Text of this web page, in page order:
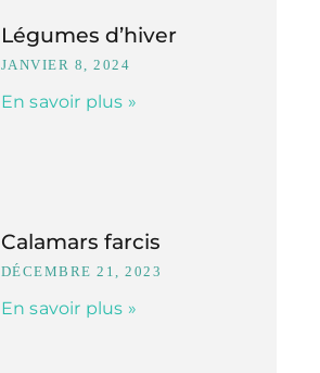
Légumes d’hiver
JANVIER 8, 2024
En savoir plus »
Calamars farcis
DÉCEMBRE 21, 2023
En savoir plus »